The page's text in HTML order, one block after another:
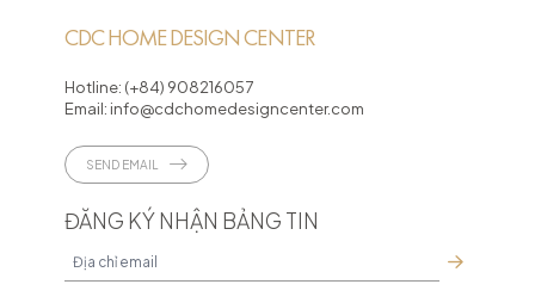
CDC HOME DESIGN CENTER
Hotline: (+84) 908216057
Email: info@cdchomedesigncenter.com
SEND EMAIL
ĐĂNG KÝ NHẬN BẢNG TIN